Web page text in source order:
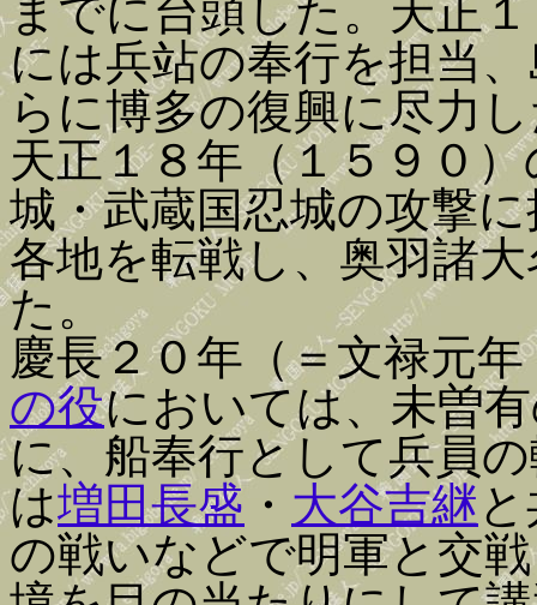
までに台頭した。天正
には兵站の奉行を担当
らに博多の復興に尽力
天正１８年（１５９０）
城・武蔵国忍城の攻撃
各地を転戦し、奥羽諸
た。
慶長２０年（＝文禄元
の役においては、未曽
に、船奉行として兵員
は増田長盛 ・ 大谷吉継
の戦いなどで明軍と交